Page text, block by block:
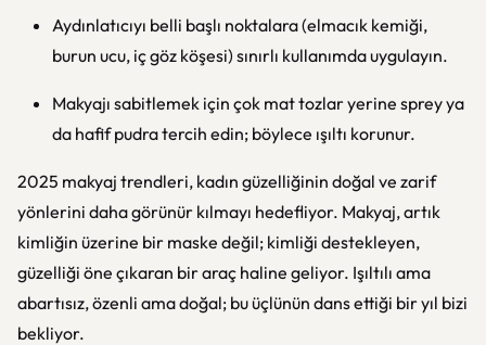
Aydınlatıcıyı belli başlı noktalara (elmacık kemiği,
burun ucu, iç göz köşesi) sınırlı kullanımda uygulayın.
Makyajı sabitlemek için çok mat tozlar yerine sprey ya
da hafif pudra tercih edin; böylece ışıltı korunur.
2025 makyaj trendleri, kadın güzelliğinin doğal ve zarif
yönlerini daha görünür kılmayı hedefliyor. Makyaj, artık
kimliğin üzerine bir maske değil; kimliği destekleyen,
güzelliği öne çıkaran bir araç haline geliyor. Işıltılı ama
abartısız, özenli ama doğal; bu üçlünün dans ettiği bir yıl bizi
bekliyor.